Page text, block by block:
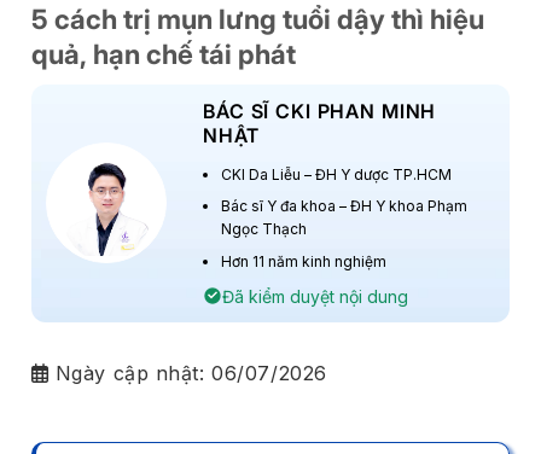
5 cách trị mụn lưng tuổi dậy thì hiệu
quả, hạn chế tái phát
BÁC SĨ CKI PHAN MINH
NHẬT
CKI Da Liễu – ĐH Y dược TP.HCM
Bác sĩ Y đa khoa – ĐH Y khoa Phạm
Ngọc Thạch
Hơn 11 năm kinh nghiệm
Đã kiểm duyệt nội dung
Ngày cập nhật:06/07/2026